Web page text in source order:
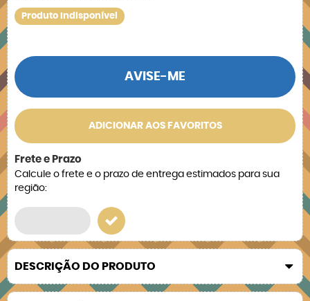
Produto Indisponível
AVISE-ME
ADICIONAR AOS FAVORITOS
Frete e Prazo
Calcule o frete e o prazo de entrega estimados para sua
região:
DESCRIÇÃO DO PRODUTO